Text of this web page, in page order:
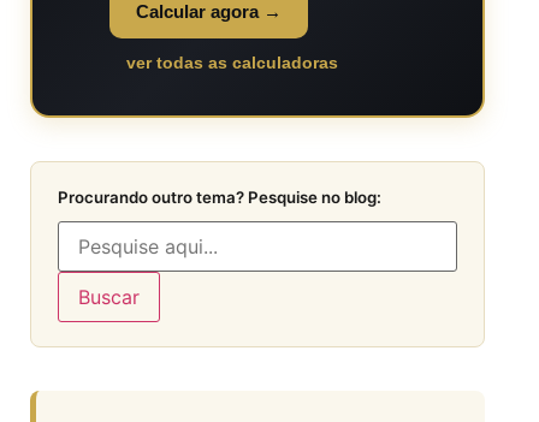
Calcular agora →
ver todas as calculadoras
Procurando outro tema? Pesquise no blog:
Buscar